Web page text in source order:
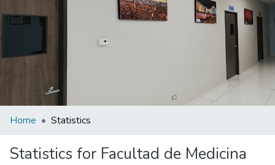
Home Statistics
Statistics for Facultad de Medicina